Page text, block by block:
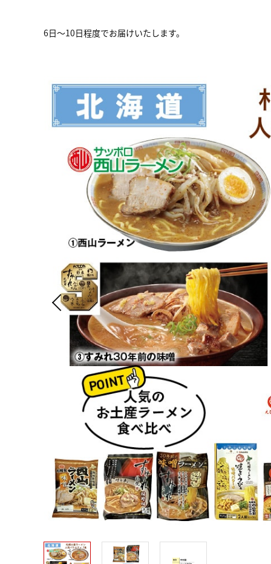
6日～10日程度でお届けいたします。